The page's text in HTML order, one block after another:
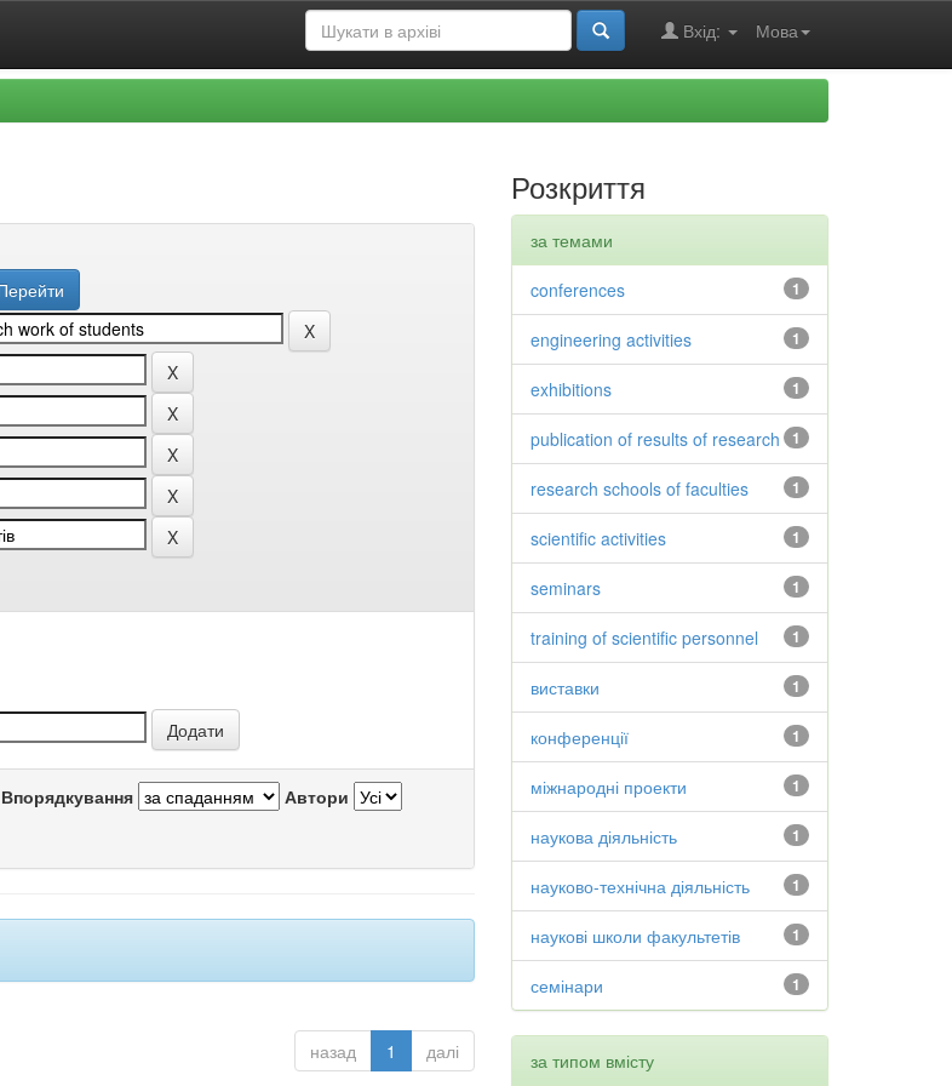
Мова
Вхід:
Впорядкування Автори
назад 1 далі
Розкриття
за темами
1
conferences
1
engineering activities
1
exhibitions
1
publication of results of research
1
research schools of faculties
1
scientific activities
1
seminars
1
training of scientific personnel
1
виставки
1
конференції
1
міжнародні проекти
1
наукова діяльність
1
науково-технічна діяльність
1
наукові школи факультетів
1
семінари
за типом вмісту